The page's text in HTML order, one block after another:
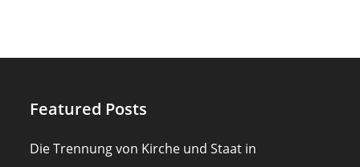
Featured Posts
Die Trennung von Kirche und Staat in